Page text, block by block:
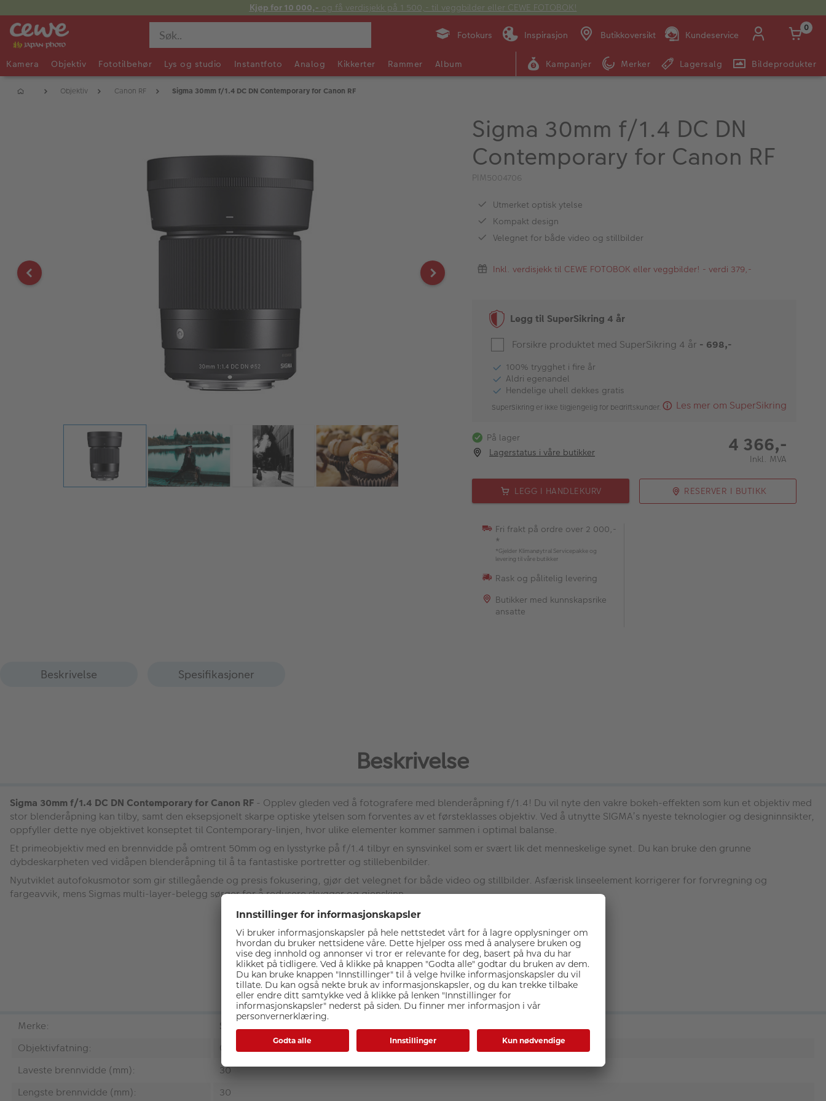
Kjøp for 10 000,- og få verdisjekk på 1 500,- til veggbilder eller CEWE FOTOBOK!
Fotokurs Inspirasjon Butikkoversikt Kundeservice
Man -
09:00 -
14:00 -
E-post:
kundeservice@japanphoto.no
0
Kamera Objektiv Fototilbehør Lys og studio Instantfoto Analog Kikkerter Rammer Album Kampanjer Merker Lagersalg Bildeprodukter
Objektiv Canon RF Sigma 30mm f/1.4 DC DN Contemporary for Canon RF
Sigma 30mm f/1.4 DC DN
Contemporary for Canon RF
PIM5004706
Utmerket optisk ytelse
Kompakt design
Velegnet for både video og stillbilder
Inkl. verdisjekk til CEWE FOTOBOK eller veggbilder! - verdi 379,-
Legg til SuperSikring 4 år
Forsikre produktet med SuperSikring 4 år - 698,-
100% trygghet i fire år
Aldri egenandel
Hendelige uhell dekkes gratis
SuperSikring er ikke tilgjengelig for bedriftskunder. Les mer om SuperSikring
På lager
Lagerstatus i våre butikker
4 366,-
Inkl. MVA
LEGG I HANDLEKURV RESERVER I BUTIKK
Fri frakt på ordre over 2 000,-
*
*Gjelder Klimanøytral Servicepakke og
levering til våre butikker
Rask og pålitelig levering
Butikker med kunnskapsrike
ansatte
Beskrivelse Spesifikasjoner
Beskrivelse
Sigma 30mm f/1.4 DC DN Contemporary for Canon RF - Opplev gleden ved å fotografere med blenderåpning f/1.4! Du vil nyte den vakre bokeh-effekten som kun et objektiv med
stor blenderåpning kan tilby, samt den eksepsjonelt skarpe optiske ytelsen som forventes av et førsteklasses objektiv. Ved å utnytte SIGMA’s nyeste teknologier og designinnsikter,
oppfyller dette nye objektivet konseptet til Contemporary-linjen, hvor ulike elementer kommer sammen i optimal balanse.
Et primeobjektiv med en brennvidde på omtrent 50mm og en lysstyrke på f/1.4 tilbyr en synsvinkel som er svært lik det menneskelige synet. Du kan bruke den grunne
dybdeskarpheten ved vidåpen blenderåpning til å ta fantastiske portretter og stillebenbilder.
Nyutviklet autofokusmotor som gir stillegående og presis fokusering, gjør det velegnet for både video og stillbilder. Asfærisk linseelement korrigerer for forvregning og
fargeavvik, mens Sigmas multi-layer-belegg sørger for å redusere skygger og gjenskinn.
Spesifikasjoner
Merke:
Sigma
Objektivfatning:
Canon RF
Laveste brennvidde (mm):
30
Lengste brennvidde (mm):
30